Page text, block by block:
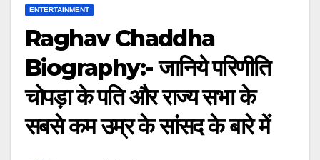
ENTERTAINMENT
Raghav Chaddha
Biography:- जानिये परिणीति
चोपड़ा के पति और राज्य सभा के
सबसे कम उम्र के सांसद के बारे में